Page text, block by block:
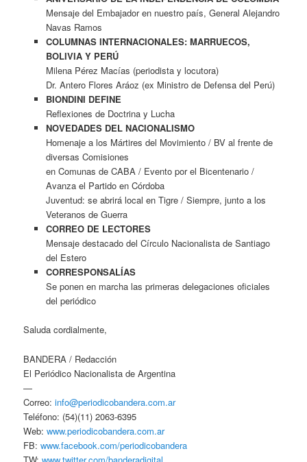
Mensaje del Embajador en nuestro país, General Alejandro
Navas Ramos
COLUMNAS INTERNACIONALES: MARRUECOS,
BOLIVIA Y PERÚ
Milena Pérez Macías (periodista y locutora)
Dr. Antero Flores Aráoz (ex Ministro de Defensa del Perú)
BIONDINI DEFINE
Reflexiones de Doctrina y Lucha
NOVEDADES DEL NACIONALISMO
Homenaje a los Mártires del Movimiento / BV al frente de
diversas Comisiones
en Comunas de CABA / Evento por el Bicentenario /
Avanza el Partido en Córdoba
Juventud: se abrirá local en Tigre / Siempre, junto a los
Veteranos de Guerra
CORREO DE LECTORES
Mensaje destacado del Círculo Nacionalista de Santiago
del Estero
CORRESPONSALÍAS
Se ponen en marcha las primeras delegaciones oficiales
del periódico
Saluda cordialmente,
BANDERA / Redacción
El Periódico Nacionalista de Argentina
—
Correo:info@periodicobandera.com.ar
Teléfono: (54)(11) 2063-6395
Web:www.periodicobandera.com.ar
FB:www.facebook.com/periodicobandera
TW:www.twitter.com/banderadigital